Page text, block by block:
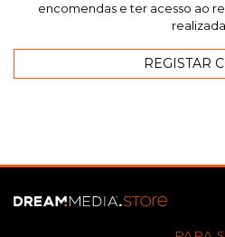
encomendas e ter acesso ao